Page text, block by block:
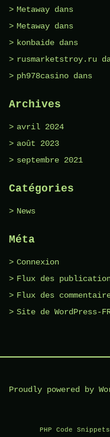
Metaway dans
Metaway dans
konbaide dans
rusmarketstroy.ru
ph978casino dans
Archives
avril 2024
août 2023
septembre 2021
Catégories
News
Méta
Connexion
Flux des
Flux des
Site de WordPress-
Proudly powered by
PHP Code Snippets